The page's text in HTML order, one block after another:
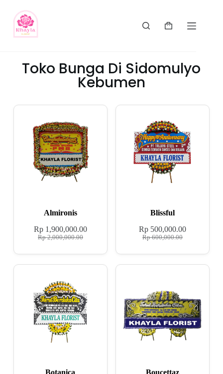
Toko Bunga Di Sidomulyo
Kebumen
Almironis
Rp2,000,000.00
Rp1,900,000.00
Blissful
Rp600,000.00
Rp 500,000.00